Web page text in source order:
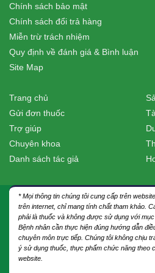
Chính sách bảo mật
Chính sách đổi trả hàng
Miễn trừ trách nhiệm
Quy định về đánh giá & Bình luận
Site Map
Trang chủ
Gửi đơn thuốc
Trợ giúp
Chuyên khoa
Danh sách tác giả
* Mọi thông tin chúng tôi cung cấp trên
trên internet, chỉ mang tính chất tham khảo.
phải là thuốc và không được sử dụng với
Bệnh nhân cần thực hiện đúng hướng dẫn
chuyên môn trực tiếp. Chúng tôi không chịu
ý sử dụng thuốc, thực phẩm chức năng theo
website.